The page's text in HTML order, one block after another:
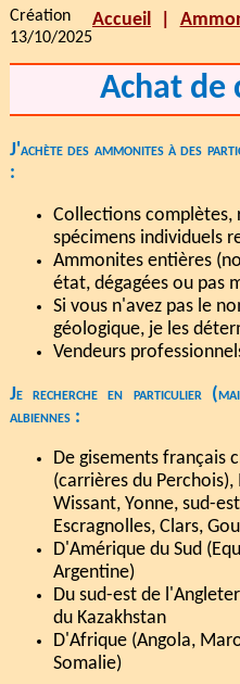
Création
13/10/2025
Accueil
Achat de
J'achète des ammonites à des
:
Collections complètes,
spécimens individuels
Ammonites entières
état, dégagées ou pas
Si vous n'avez pas le
géologique, je les
Vendeurs
Je recherche en particulier
albiennes :
De gisements français
(carrières du
Wissant, Yonne, sud-
Escragnolles, Clars,
D'Amérique du Sud
Argentine)
Du sud-est de
du Kazakhstan
D'Afrique (Angola,
Somalie)